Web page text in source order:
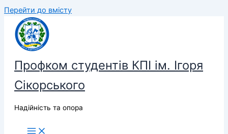
Перейти до вмісту
Профком студентів КПІ ім. Ігоря
Сікорського
Надійність та опора